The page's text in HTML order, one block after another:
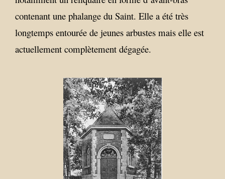
contenant une phalange du Saint. Elle a été très
longtemps entourée de jeunes arbustes mais elle est
actuellement complètement dégagée.